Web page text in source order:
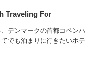
Traveling For
デンマークの首都コペンハ
でも泊まりに行きたいホテ